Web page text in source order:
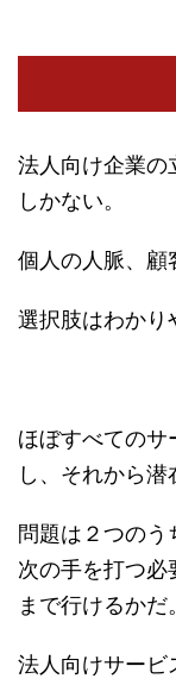
法人向け企業の
しかない。
個人の人脈、顧
選択肢はわかり
ほぼすべてのサ
し、それから潜
問題は２つのう
次の手を打つ必
まで行けるかだ。
法人向けサービ